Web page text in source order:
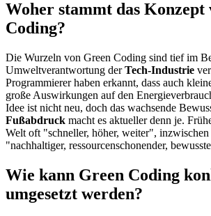
Woher stammt das Konzept
Coding?
Die Wurzeln von Green Coding sind tief im
Umweltverantwortung derTech-Industrie
Programmierer haben erkannt, dass auch
große Auswirkungen auf den
Idee ist nicht neu, doch das wachsende
Fußabdruck macht es aktueller denn je.
Welt oft "schneller, höher, weiter", inzwischen
"nachhaltiger, ressourcenschonender,
Wie kann Green Coding
umgesetzt werden?